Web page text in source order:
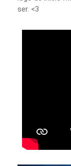
ser. <3